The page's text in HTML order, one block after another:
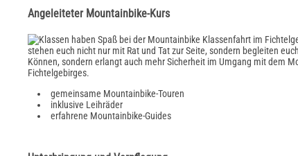
Angeleiteter Mountainbike-Kurs
stehen euch nicht nur mit Rat und Tat zur Seite, sondern begleiten
Können, sondern erlangt auch mehr Sicherheit im Umgang mit dem
Fichtelgebirges.
gemeinsame Mountainbike-Touren
inklusive Leihräder
erfahrene Mountainbike-Guides